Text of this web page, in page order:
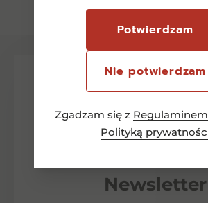
Potwierdzam
Nie potwierdzam
Zgadzam się z
Polityką
Newsletter